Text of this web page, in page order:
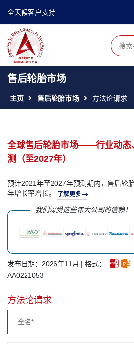
全天候客户支持
售后轮胎市场
主页 售后轮胎市场 方法论请求
全球售后轮胎市场——行业动态
测（至2027年）
预计2021年至2027年预测期内，售后轮
年增长率增长。
了解更多
我们深受这些伟大公司的信赖！
发布日期：2026年11月 | 格式：
AA0221053
方法论请求